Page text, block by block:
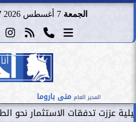
الجمعة 7 أغسطس 2026
المدير العام منى باروما
الاستثمار نحو الطاقة